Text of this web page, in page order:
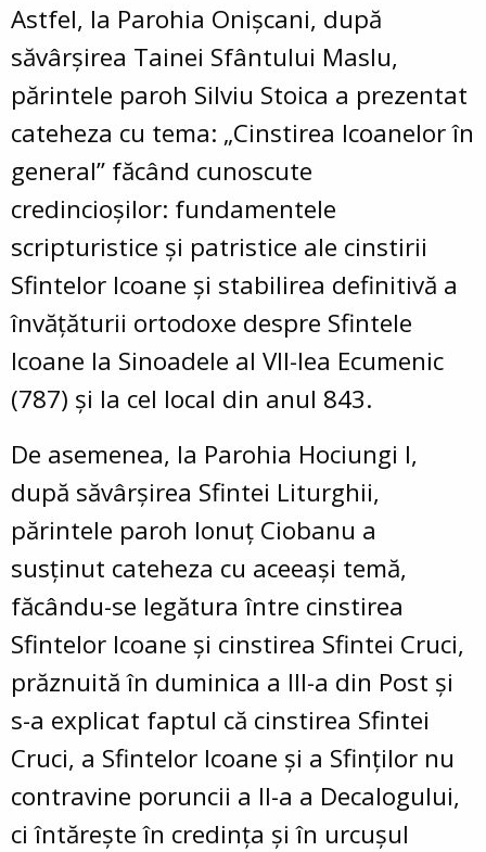
Astfel, la Parohia Onișcani, după
săvârșirea Tainei Sfântului Maslu,
părintele paroh Silviu Stoica a prezentat
cateheza cu tema: „Cinstirea Icoanelor în
general” făcând cunoscute
credincioșilor: fundamentele
scripturistice și patristice ale cinstirii
Sfintelor Icoane și stabilirea definitivă a
învățăturii ortodoxe despre Sfintele
Icoane la Sinoadele al VII-lea Ecumenic
(787) și la cel local din anul 843.
De asemenea, la Parohia Hociungi I,
după săvârșirea Sfintei Liturghii,
părintele paroh Ionuț Ciobanu a
susținut cateheza cu aceeași temă,
făcându-se legătura între cinstirea
Sfintelor Icoane și cinstirea Sfintei Cruci,
prăznuită în duminica a III-a din Post și
s-a explicat faptul că cinstirea Sfintei
Cruci, a Sfintelor Icoane și a Sfinților nu
contravine poruncii a II-a a Decalogului,
ci întărește în credința și în urcușul